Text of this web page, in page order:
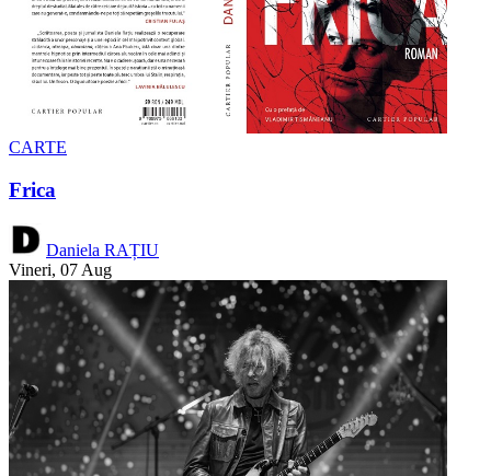
CARTE
Frica
Daniela RAȚIU
Vineri, 07 Aug